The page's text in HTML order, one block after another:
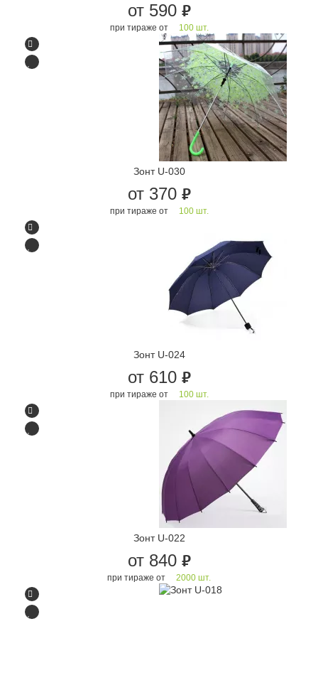
от 590 руб.
при тираже от 100 шт.
Зонт U-030
от 370 руб.
при тираже от 100 шт.
Зонт U-024
от 610 руб.
при тираже от 100 шт.
Зонт U-022
от 840 руб.
при тираже от 2000 шт.